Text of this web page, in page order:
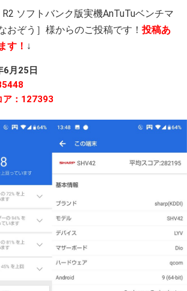
ソフトバンク版実機AnTuTuベンチマ
おぞう］様からのご投稿です！投稿あ
す！ ↓
6月25日
ア：127393